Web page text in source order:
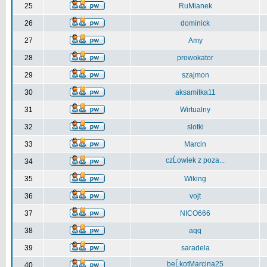
25 RuMianek
26 dominick
27 Amy
28 prowokator
29 szajmon
30 aksamitka11
31 Wirtualny
32 slotki
33 Marcin
34 czĹowiek z poza...
35 Wiking
36 vojt
37 NICO666
38 aqq
39 saradela
40 beĹkotMarcina25